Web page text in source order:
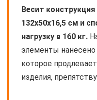
Весит
132х50х16,5 см и
нагрузку в 160 кг.
элементы
которое
изделия,